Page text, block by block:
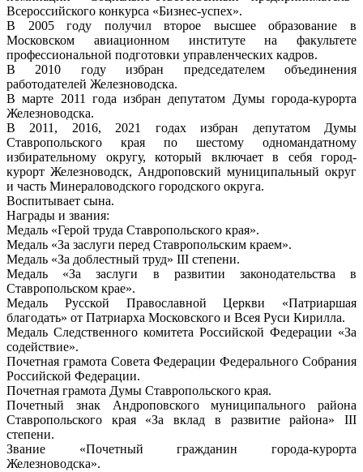
Всероссийского конкурса «Бизнес-успех».
В 2005 году получил второе высшее образование в
Московском авиационном институте на факультете
профессиональной подготовки управленческих кадров.
В 2010 году избран председателем объединения
работодателей Железноводска.
В марте 2011 года избран депутатом Думы города-курорта
Железноводска.
В 2011, 2016, 2021 годах избран депутатом Думы
Ставропольского края по шестому одномандатному
избирательному округу, который включает в себя город-
курорт Железноводск, Андроповский муниципальный округ
и часть Минераловодского городского округа.
Воспитывает сына.
Награды и звания:
Медаль «Герой труда Ставропольского края».
Медаль «За заслуги перед Ставропольским краем».
Медаль «За доблестный труд» III степени.
Медаль «За заслуги в развитии законодательства в
Ставропольском крае».
Медаль Русской Православной Церкви «Патриаршая
благодать» от Патриарха Московского и Всея Руси Кирилла.
Медаль Следственного комитета Российской Федерации «За
содействие».
Почетная грамота Совета Федерации Федерального Собрания
Российской Федерации.
Почетная грамота Думы Ставропольского края.
Почетный знак Андроповского муниципального района
Ставропольского края «За вклад в развитие района» III
степени.
Звание «Почетный гражданин города-курорта
Железноводска».